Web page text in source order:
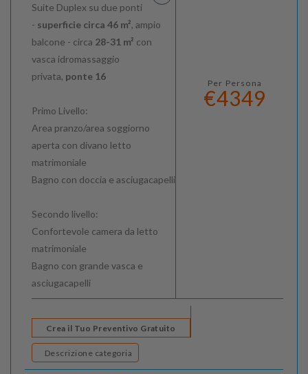
Suite Duplex su due ponti
- superficie circa 46 m², ampio
balcone - circa 28-31 m² con
vasca idromassaggio
privata, ponte 16
Primo Livello:
Area pranzo/area soggiorno
aperta con divano letto
matrimoniale
Bagno con doccia e asciugacapelli
Secondo livello:
Confortevole camera da letto
matrimoniale
Bagno con grande vasca e
asciugacapelli
Per Persona
€4349
Crea il Tuo Preventivo Gratuito
Descrizione categoria